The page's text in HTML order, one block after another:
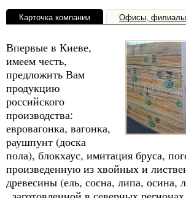
Карточка компании Офисы,
Впервые в Киеве,
имеем честь,
предложить Вам
продукцию
российского
производства:
евровагонка, вагонка,
раушпунт (доска
пола), блокхаус, имитация бруса,
произведенную из хвойных и
древесины (ель, сосна, липа, осина,